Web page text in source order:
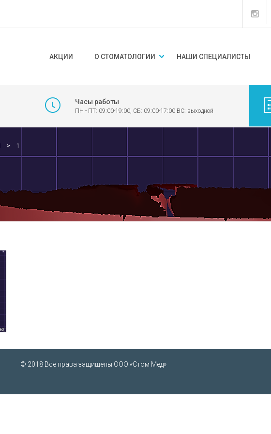
АКЦИИ О СТОМАТОЛОГИИ НАШИ СПЕЦИАЛИСТЫ
Часы работы
ПН - ПТ: 09:00-19:00, СБ: 09:00-17:00 ВС: выходной
> 1
© 2018 Все права защищены ООО «Стом Мед»